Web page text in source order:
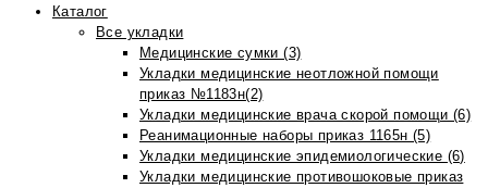
Каталог
Все укладки
Медицинские сумки (3)
Укладки медицинские неотложной помощи
приказ №1183н(2)
Укладки медицинские врача скорой помощи (6)
Реанимационные наборы приказ 1165н (5)
Укладки медицинские эпидемиологические (6)
Укладки медицинские противошоковые приказ